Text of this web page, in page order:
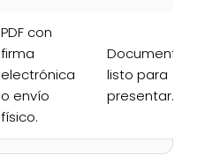
PDF con
firma
electrónica
o envío
físico.
Documento
listo para
presentar.